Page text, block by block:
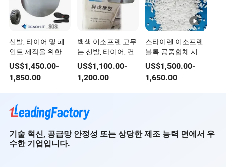
신발, 타이어 및 페
인트 제작을 위한 고
급 백색 합성 열가소
성 폴리이소프렌 고
무
US$1,450.00-
1,850.00
백색 이소프렌 고무
는 신발, 타이어, 컨
베이어 벨트에 사용
됩니다
US$1,100.00-
1,200.00
스타이렌 이소프렌
블록 공중합체 시스
고무는 라벨 접착제
생산에 사용됩니다
US$1,500.00-
1,650.00
기술 혁신, 공급망 안정성 또는 상당한 제조 능력 면에서 우
수한 기업입니다.